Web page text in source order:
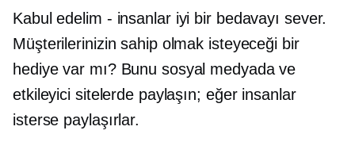
Kabul edelim - insanlar iyi bir bedavayı sever.
Müşterilerinizin sahip olmak isteyeceği bir
hediye var mı? Bunu sosyal medyada ve
etkileyici sitelerde paylaşın; eğer insanlar
isterse paylaşırlar.